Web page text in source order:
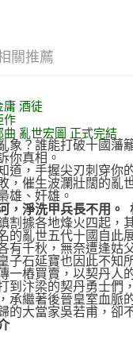
關推薦
庸 酒徒
作
曲 亂世宏圖 正式完結
象？誰能打破十國藩
你真相。
道，手握尖刃刺穿你
，催生波瀾壯闊的亂
雄、奸雄。
，淨洗甲兵長不用。
割據各地烽火四起，
的亂世五代十國自此
有千秋，無奈遭逢姑
子石延寶也因此不知
一樁買賣，以契丹人
到汴梁的契丹勇士們
承繼著後晉皇室血脈
的大當家吳若甫，